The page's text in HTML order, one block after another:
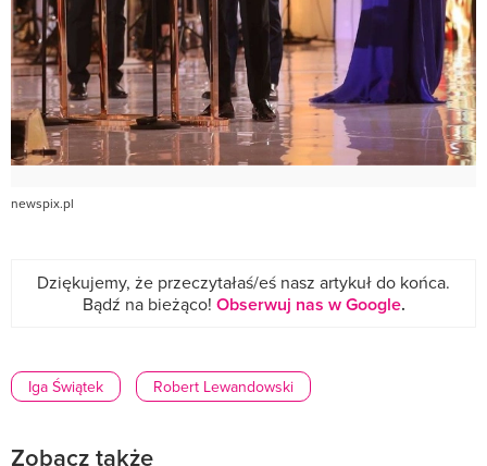
newspix.pl
Dziękujemy, że przeczytałaś/eś nasz artykuł do końca.
Bądź na bieżąco! Obserwuj nas w Google.
Iga Świątek Robert Lewandowski
Zobacz także